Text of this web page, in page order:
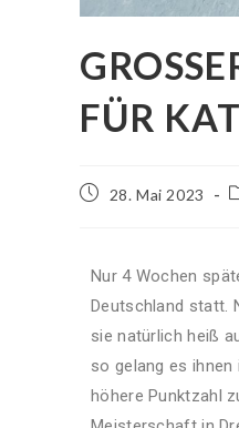
ÜR
28. Mai 2023
Nur 4 Wochen
Deutschland statt.
sie natürlich heiß
so gelang es
höhere Punktzahl